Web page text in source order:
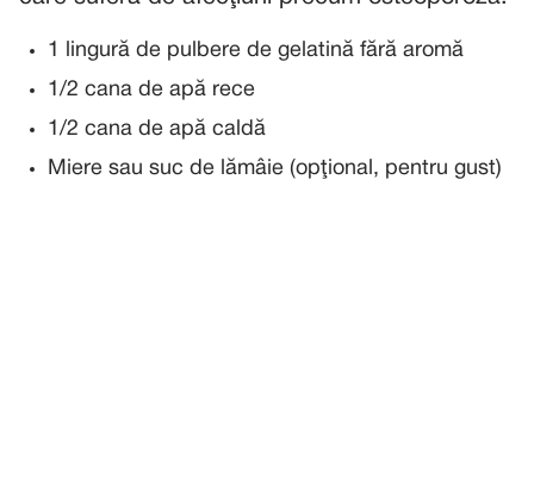
1 lingură de pulbere de gelatină fără aromă
1/2 cana de apă rece
1/2 cana de apă caldă
Miere sau suc de lămâie (opţional, pentru gust)